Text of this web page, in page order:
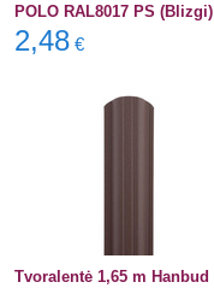
POLO RAL8017 PS (Blizgi)
2,48 €
Tvoralentė 1,65 m Hanbud